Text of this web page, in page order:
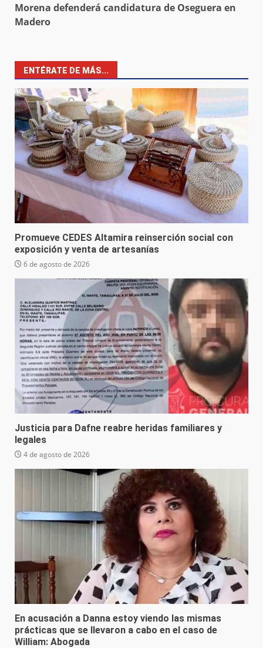
Morena defenderá candidatura de Oseguera en
Madero
ENTÉRATE DE MÁS...
Promueve CEDES Altamira reinserción social con
exposición y venta de artesanías
6 de agosto de 2026
Justicia para Dafne reabre heridas familiares y
legales
4 de agosto de 2026
En acusación a Danna estoy viendo las mismas
prácticas que se llevaron a cabo en el caso de
William: Abogada